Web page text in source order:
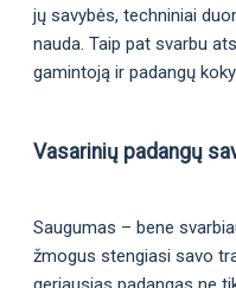
jų savybės, techniniai
nauda. Taip pat svarbu
gamintoją ir padangų
Vasarinių padangų
Saugumas – bene
žmogus stengiasi savo